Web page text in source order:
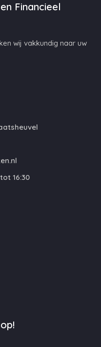
Financieel
wij vakkundig naar uw
16:30